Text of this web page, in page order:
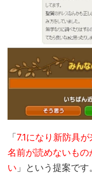
「 7.1になり新防具
名前が読めないも
い 」という提案です